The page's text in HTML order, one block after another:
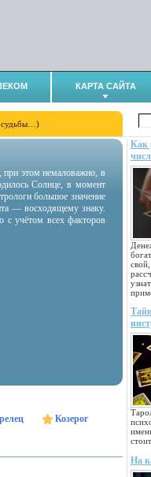
КАРТА САЙТА
Как
На
при этом немаловажно, в
Солнце, в момент
большое значение
— восходящему знаку.
с учётом всех факторов
Козерог